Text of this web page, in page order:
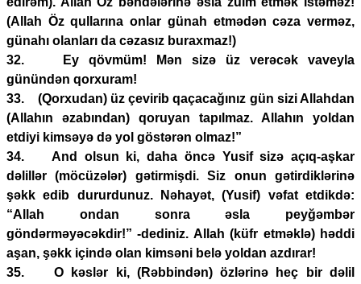
(Allah Öz qullarına onlar günah etmədən cəza verməz,
günahı olanları da cəzasız buraxmaz!)
32. Ey qövmüm! Mən sizə üz verəcək vaveyla
günündən qorxuram!
33. (Qorxudan) üz çevirib qaçacağınız gün sizi Allahdan
(Allahın əzabından) qoruyan tapılmaz. Allahın yoldan
etdiyi kimsəyə də yol göstərən olmaz!”
34. And olsun ki, daha öncə Yusif sizə açıq-aşkar
dəlillər (möcüzələr) gətirmişdi. Siz onun gətirdiklərinə
şəkk edib dururdunuz. Nəhayət, (Yusif) vəfat etdikdə:
“Allah ondan sonra əsla peyğəmbər
göndərməyəcəkdir!” -dediniz. Allah (küfr etməklə) həddi
aşan, şəkk içində olan kimsəni belə yoldan azdırar!
35. O kəslər ki, (Rəbbindən) özlərinə heç bir dəlil